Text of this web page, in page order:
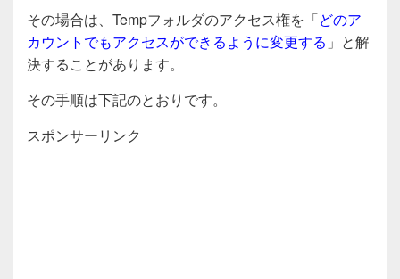
その場合は、Tempフォルダのアクセス権を「どのア
カウントでもアクセスができるように変更する 」と解
決することがあります。
その手順は下記のとおりです。
スポンサーリンク